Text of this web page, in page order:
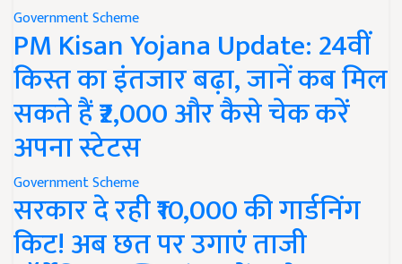
Government Scheme
PM Kisan Yojana Update: 24वीं
किस्त का इंतजार बढ़ा, जानें कब मिल
सकते हैं ₹2,000 और कैसे चेक करें
अपना स्टेटस
Government Scheme
सरकार दे रही ₹10,000 की गार्डनिंग
किट! अब छत पर उगाएं ताजी